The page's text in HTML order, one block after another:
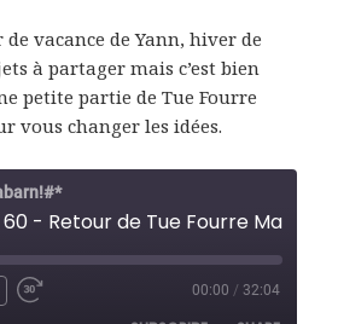
vacance de Yann, hiver de
à partager mais c’est bien
petite partie de Tue Fourre
vous changer les idées.
- Retour de Tue Fourre Marie
FAST
00:00 / 32:04